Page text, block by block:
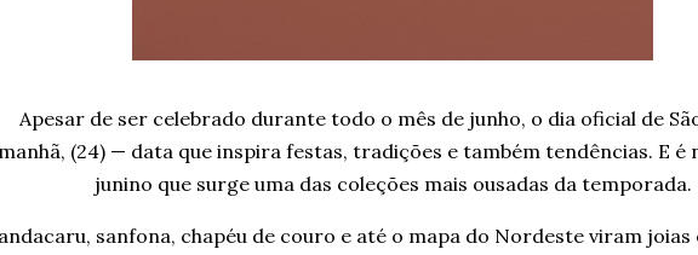
Apesar de ser celebrado durante todo o mês de junho, o dia oficial de
(24) — data que inspira festas, tradições e também tendências. E é
junino que surge uma das coleções mais ousadas da temporada.
sanfona, chapéu de couro e até o mapa do Nordeste viram joias